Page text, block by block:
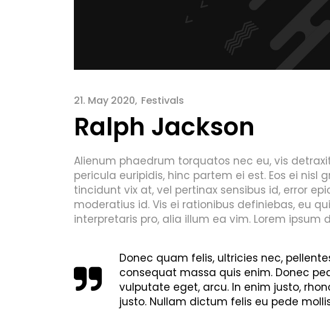
21. May 2020 Festivals
Ralph Jackson
Alienum phaedrum torquatos nec eu, vis
pericula euripidis, hinc partem ei est. Eos ei nisl
tincidunt vix at, vel pertinax sensibus id, error
moderatius id. Vis ei rationibus definiebas, eu
interpretaris pro, alia illum ea vim. Lorem ipsum
Donec quam felis, ultricies nec,
consequat massa quis enim. Donec
vulputate eget, arcu. In enim justo,
justo. Nullam dictum felis eu pede